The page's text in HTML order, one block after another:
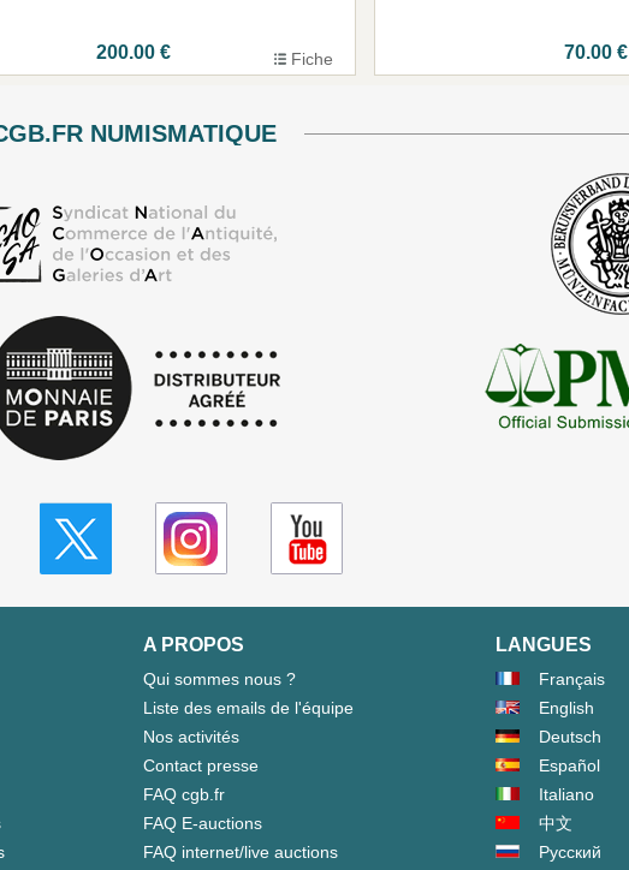
200.00 € Fiche 70.00 €
NUMISMATIQUE
A PROPOS
Qui sommes nous ?
Liste des emails de l'équipe
Nos activités
Contact presse
FAQ cgb.fr
FAQ E-auctions
FAQ internet/live auctions
LANGUES
Français
English
Deutsch
Español
Italiano
中文
Русский